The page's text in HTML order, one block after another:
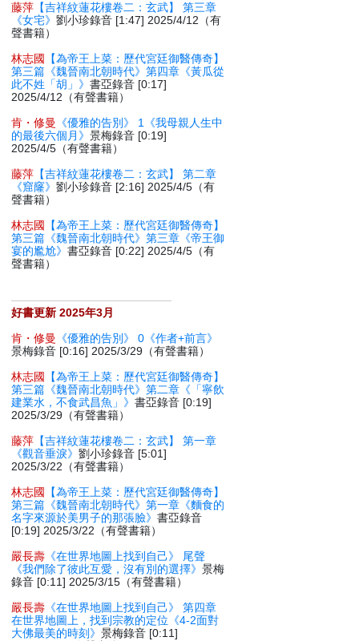
藤萍 【吉祥紋蓮花樓卷二：玄武】 第三章
《女宅》劉小珍錄音 [1:47] 2025/4/12（有
聲書籍）
林志國
【為帝王上菜：歷代宮廷御醫傳奇】
第三篇《魏晉南北朝時代》第四章《黃瓜從
此不姓「胡」》書亞錄音 [0:17]
2025/4/12（有聲書籍）
肯・修曼
《優雅的告別》 1《我母親人生中
的最後六個月》景梅錄音 [0:19]
2025/4/5（有聲書籍）
藤萍 【吉祥紋蓮花樓卷二：玄武】 第二章
《窟窿》劉小珍錄音 [2:16] 2025/4/5（有
聲書籍）
林志國
【為帝王上菜：歷代宮廷御醫傳奇】
第三篇《魏晉南北朝時代》第三章《帝王御
宴的尷尬》書亞錄音 [0:22] 2025/4/5（有
聲書籍）
好書更新 2025年3月
肯・修曼
《優雅的告別》 0《作者+前言》
景梅錄音 [0:16] 2025/3/29（有聲書籍）
林志國
【為帝王上菜：歷代宮廷御醫傳奇】
第三篇《魏晉南北朝時代》第二章《「寧飲
建業水，不食武昌魚」》書亞錄音 [0:19]
2025/3/29（有聲書籍）
藤萍 【吉祥紋蓮花樓卷二：玄武】 第一章
《觀音垂淚》劉小珍錄音 [5:01]
2025/3/22（有聲書籍）
林志國
【為帝王上菜：歷代宮廷御醫傳奇】
第三篇《魏晉南北朝時代》第一章《麵食的
名字來源於美男子的那張臉》書亞錄音
[0:19] 2025/3/22（有聲書籍）
嚴長壽 《在世界地圖上找到自己》 尾聲
《我們除了彼此互愛，沒有別的選擇》景梅
錄音 [0:11] 2025/3/15（有聲書籍）
嚴長壽 《在世界地圖上找到自己》 第四章
在世界地圖上，找到宗教的定位《4-2面對
大佛最美的時刻》景梅錄音 [0:11]